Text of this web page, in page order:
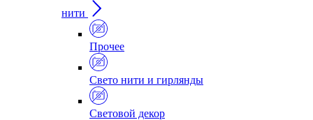
нити
Прочее
Свето нити и гирлянды
Световой декор